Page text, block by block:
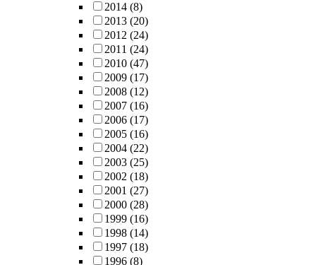
2014 (8)
2013 (20)
2012 (24)
2011 (24)
2010 (47)
2009 (17)
2008 (12)
2007 (16)
2006 (17)
2005 (16)
2004 (22)
2003 (25)
2002 (18)
2001 (27)
2000 (28)
1999 (16)
1998 (14)
1997 (18)
1996 (8)